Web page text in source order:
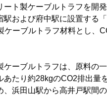
ート製ケーブルトラフを開
駅および府中駅に設置する
ケーブルトラフ材料とし、
ーブルトラフは、原料の
あたり約28kgのCO2排出量
、浜田山駅から高井戸駅間